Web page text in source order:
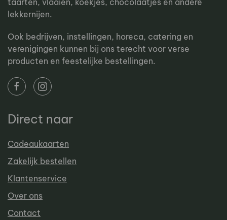
taarten, vlaaien, koekjes, chocolaatjes en andere
lekkernijen.
Ook bedrijven, instellingen, horeca, catering en
verenigingen kunnen bij ons terecht voor verse
producten en feestelijke bestellingen.
Direct naar
Cadeaukaarten
Zakelijk bestellen
Klantenservice
Over ons
Contact